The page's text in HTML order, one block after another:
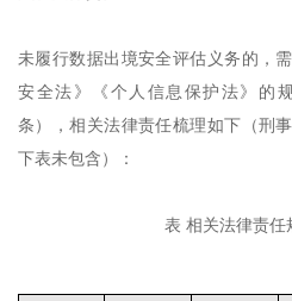
未履行数据出境安全评估义务的，
安全法》《个人信息保护法》的
条），相关法律责任梳理如下（刑
下表未包含）：
表 相关法律责任